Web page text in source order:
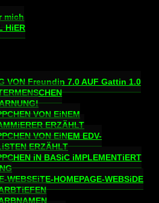
mich
HiER
VON Freundin 7.0 AUF Gattin 1.0
VON EiNEM
ERZÄHLT
VON EiNEM EDV-
ERZÄHLT
iN BASiC iMPLEMENTiERT
WEBSEiTE-HOMEPAGE-WEBSiDE